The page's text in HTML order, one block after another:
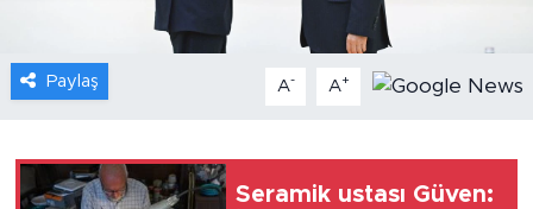
Paylaş A- A+
Seramik ustası Güven:
Xinhua